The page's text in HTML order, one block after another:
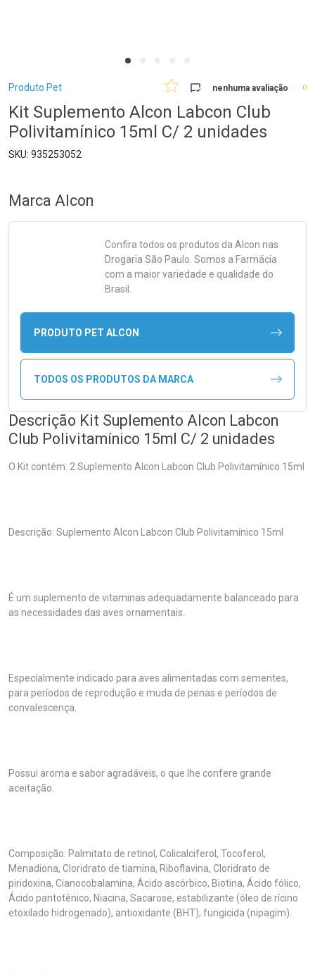
Breadcrumb
Produto Pet nenhuma avaliação 0
Kit Suplemento Alcon Labcon Club
Polivitamínico 15ml C/ 2 unidades
935253052
Marca Alcon
Confira todos os produtos da Alcon nas
Drogaria São Paulo. Somos a Farmácia
com a maior variedade e qualidade do
Brasil.
PRODUTO PET ALCON
TODOS OS PRODUTOS DA MARCA
Descrição Kit Suplemento Alcon Labcon
Club Polivitamínico 15ml C/ 2 unidades
O Kit contém: 2 Suplemento Alcon Labcon Club Polivitamínico 15ml
Descrição: Suplemento Alcon Labcon Club Polivitamínico 15ml
É um suplemento de vitaminas adequadamente balanceado para
as necessidades das aves ornamentais.
Especialmente indicado para aves alimentadas com sementes,
para períodos de reprodução e muda de penas e períodos de
convalescença.
Possui aroma e sabor agradáveis, o que lhe confere grande
aceitação.
Composição: Palmitato de retinol, Colicalciferol, Tocoferol,
Menadiona, Cloridrato de tiamina, Riboflavina, Cloridrato de
piridoxina, Cianocobalamina, Ácido ascórbico, Biotina, Ácido fólico,
Ácido pantotênico, Niacina, Sacarose, estabilizante (óleo de rícino
etoxilado hidrogenado), antioxidante (BHT), fungicida (nipagim).